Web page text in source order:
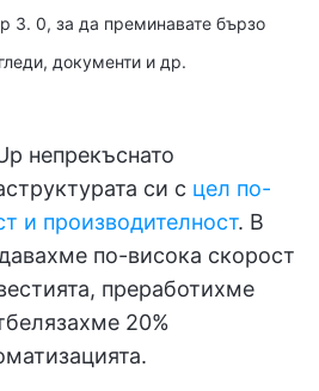
3. 0, за да преминавате бързо
документи и др.
непрекъснато
си с цел по-
и производителност. В
по-висока скорост
преработихме
20%